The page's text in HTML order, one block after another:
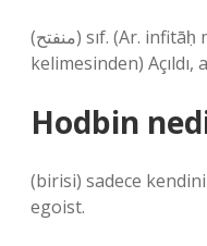
(ﻣﻨﻔﺘﺢ) sıf. (Ar. infitāḥ munfetiḥ “açmak”
kelimesinden) Açıldı,
Hodbin
(birisi) sadece
egoist.